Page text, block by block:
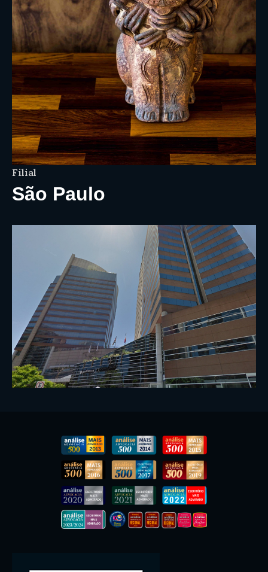
Filial
São Paulo